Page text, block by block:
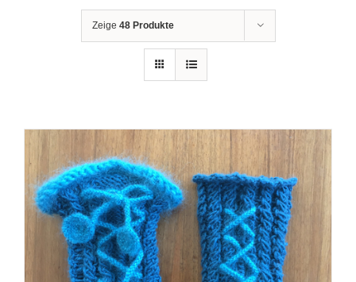
Zeige 48 Produkte